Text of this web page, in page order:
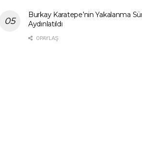
Burkay Karatepe’nin Yakalanma
Aydınlatıldı
0 PAYLAŞ